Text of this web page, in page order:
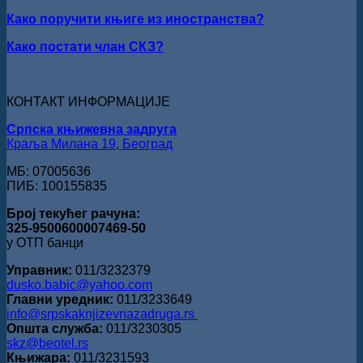
Кирилов
Како поручити књиге из иностранства?
Како постати члан СКЗ?
КОНТАКТ ИНФОРМАЦИЈЕ
Српска књижевна задруга
Краља Милана 19, Београд
МБ: 07005636
ПИБ: 100155835
Број текућег рачуна:
325-9500600007469-50
у ОТП банци
Управник: 011/3232379
dusko.babic@yahoo.com
Главни уредник: 011/3233649
info@srpskaknjizevnazadruga.rs
Општа служба: 011/3230305
skz@beotel.rs
Књижара: 011/3231593